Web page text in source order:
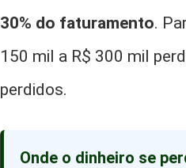
30% do faturamento.
150 mil a R$ 300 mil
perdidos.
Onde o dinheiro se